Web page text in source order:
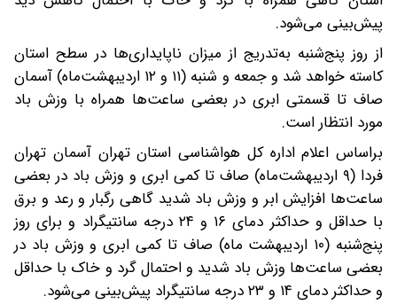
پیش‌بینی می‌شود.
از روز پنج‌شنبه به‌تدریج از میزان ناپایداری‌ها در سطح استان
کاسته خواهد شد و جمعه و شنبه (۱۱ و ۱۲ اردیبهشت‌ماه) آسمان
صاف تا قسمتی ابری در بعضی ساعت‌ها همراه با وزش باد
مورد انتظار است.
براساس اعلام اداره کل هواشناسی استان تهران آسمان تهران
فردا (۹ اردیبهشت‌ماه) صاف تا کمی ابری و وزش باد در بعضی
ساعت‌ها افزایش ابر و وزش باد شدید گاهی رگبار و رعد و برق
با حداقل و حداکثر دمای ۱۶ و ۲۴ درجه سانتیگراد و برای روز
پنج‌شنبه (۱۰ اردیبهشت ماه) صاف تا کمی ابری و وزش باد در
بعضی ساعت‌ها وزش باد شدید و احتمال گرد و خاک با حداقل
و حداکثر دمای ۱۴ و ۲۳ درجه سانتیگراد پیش‌بینی می‌شود.